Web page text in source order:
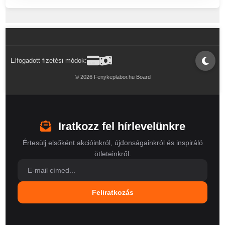
Elfogadott fizetési módok:
© 2026 Fenykeplabor.hu Board
Iratkozz fel hírlevelünkre
Értesülj elsőként akcióinkról, újdonságainkról és inspiráló
ötleteinkről.
Feliratkozás